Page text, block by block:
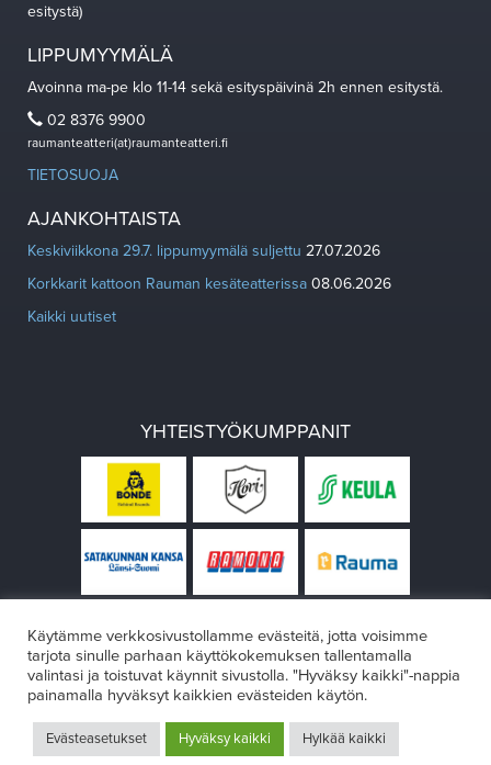
esitystä)
LIPPUMYYMÄLÄ
Avoinna ma-pe klo 11-14 sekä esityspäivinä 2h ennen esitystä.
02 8376 9900
raumanteatteri(at)raumanteatteri.fi
TIETOSUOJA
AJANKOHTAISTA
Keskiviikkona 29.7. lippumyymälä suljettu 27.07.2026
Korkkarit kattoon Rauman kesäteatterissa 08.06.2026
Kaikki uutiset
YHTEISTYÖKUMPPANIT
Design:VÄRIKÄS
Käytämme verkkosivustollamme evästeitä, jotta voisimme
tarjota sinulle parhaan käyttökokemuksen tallentamalla
valintasi ja toistuvat käynnit sivustolla. "Hyväksy kaikki"-nappia
painamalla hyväksyt kaikkien evästeiden käytön.
Evästeasetukset Hyväksy kaikki Hylkää kaikki